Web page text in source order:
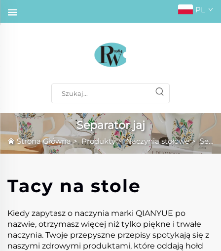
PL
Separator jaj
Strona Główna> Produkty>Naczynia stołowe>Separator jaj
Tacy na stole
Kiedy zapytasz o naczynia marki QIANYUE po
nazwie, otrzymasz więcej niż tylko piękne i trwałe
naczynia. Twoje przepyszne przepisy spotykają się z
naszymi zdrowymi produktami, które oddają hołd